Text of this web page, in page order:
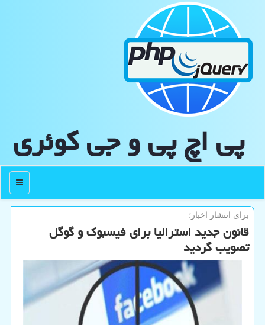
پی اچ پی و جی كوئری
منو
برای انتشار اخبار؛
قانون جدید استرالیا برای فیسبوك و گوگل
تصویب گردید